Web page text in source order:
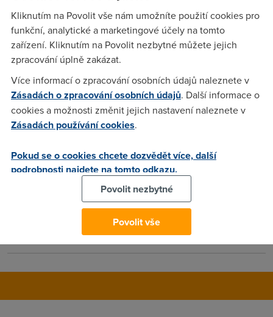
Omylem jsem si zadal heslo a ted nevím jak se dostat do
konfigurace...Děkuji za případnou pomoc.
Anonym(28.1.2004 09:33:36)
Podívejte se do manuálu na stranu 43,je tam přesný postup
jak modem resetovat do továrního nastavení,ale
pozor!Budete muset nastavit vše znovu ručně,protože
(28.1.2004 10:23:49)
Nastavení modemu se dá zálohovat do *.ini souboru. Po
resetu se pouze konfigurace nahraje zpět do modemu a je
Kliknutím na Povolit vše nám umožníte použití cookies pro
funkční, analytické a marketingové účely na tomto
zařízení. Kliknutím na Povolit nezbytné můžete jejich
zpracování úplně zakázat.
Více informací o zpracování osobních údajů naleznete v
Zásadách o zpracování osobních údajů. Další informace o
cookies a možnosti změnit jejich nastavení naleznete v
Zásadách používání cookies.
Pokud se o cookies chcete dozvědět více, další
podrobnosti najdete na tomto odkazu.
Povolit nezbytné
Povolit vše